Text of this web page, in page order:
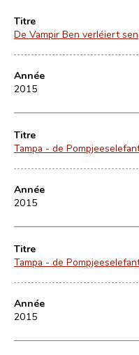
Titre
De Vampir Ben verléiert
Année
2015
Titre
Tampa - de
Année
2015
Titre
Tampa - de
Année
2015